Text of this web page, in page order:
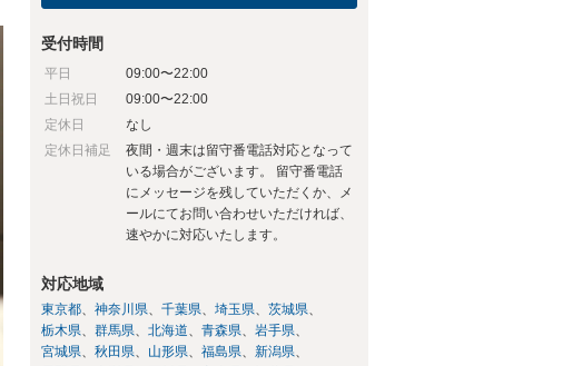
受付時間
平日
09:00〜22:00
土日祝日
09:00〜22:00
定休日
なし
定休日補足
夜間・週末は留守番電話対応となって
いる場合がございます。 留守番電話
にメッセージを残していただくか、メ
ールにてお問い合わせいただければ、
速やかに対応いたします。
対応地域
東京都 神奈川県 千葉県 埼玉県
茨城県
栃木県
群馬県 北海道 青森県
岩手県
宮城県
秋田県 山形県 福島県
新潟県